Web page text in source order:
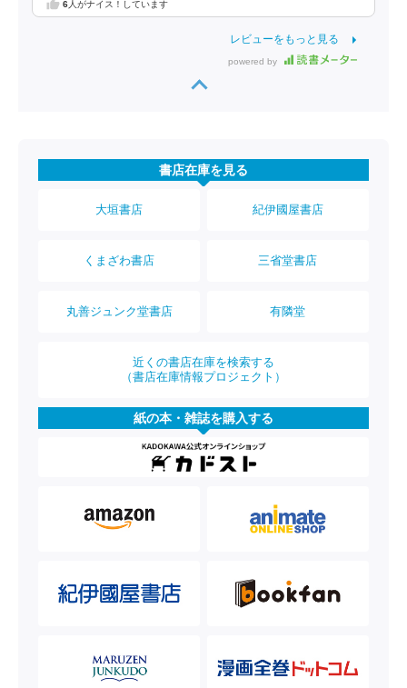
6人がナイス！しています
レビューをもっと見る
powered by
書店在庫を見る
大垣書店 紀伊國屋書店
くまざわ書店 三省堂書店
丸善ジュンク堂書店 有隣堂
近くの書店在庫を検索する
（書店在庫情報プロジェクト）
紙の本・雑誌を購入する